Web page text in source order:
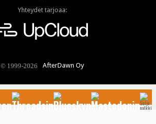
Yhteydet tarjoaa:
© 1999-2026 AfterDawn Oy